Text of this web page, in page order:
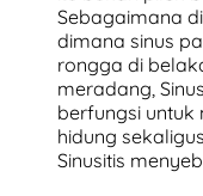
Sebagaimana
dimana sinus
rongga di
meradang,
berfungsi
hidung
Sinusitis